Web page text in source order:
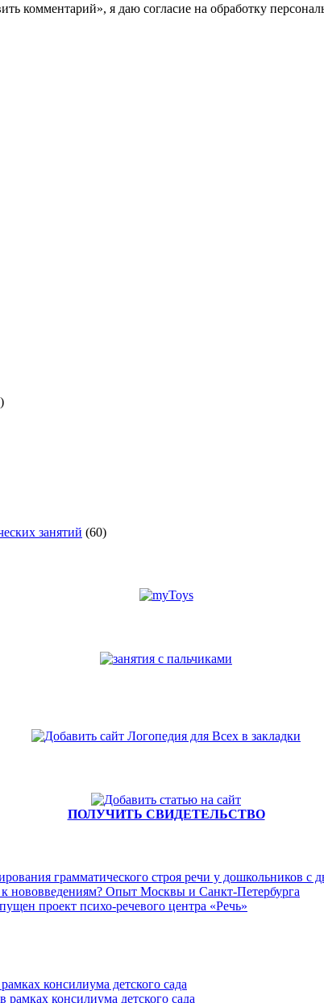
комментарий», я даю согласие на обработку
занятий (60)
ПОЛУЧИТЬ СВИДЕТЕЛЬСТВО
грамматического строя речи у дошкольников с
нововведениям? Опыт Москвы и Санкт-Петербурга
проект психо-речевого центра «Речь»
консилиума детского сада
консилиума детского сада